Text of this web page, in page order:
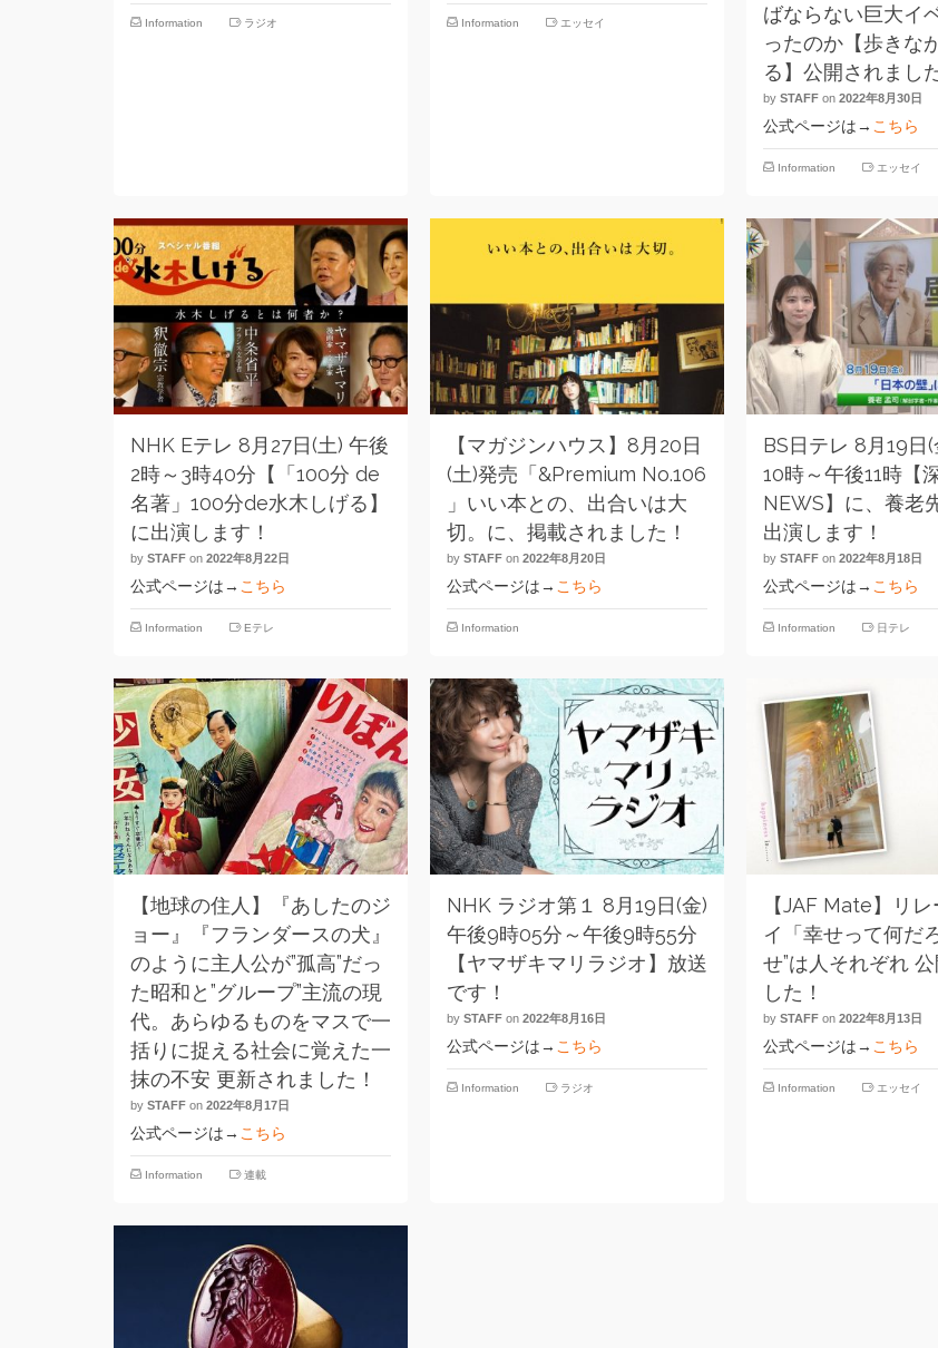
Information ラジオ Information エッセイ
ばならない巨大イ
ったのか【歩きな
る】公開されまし
bySTAFF on2022年8月30日
公式ページは→ こちら
Information エッセイ
NHK Eテレ 8月27日(土) 午後
2時～3時40分【「100分 de
名著」100分de水木しげる】
に出演します！
by STAFF on 2022年8月22日
公式ページは→ こちら
Information Eテレ
【マガジンハウス】8月20日
(土)発売「&Premium No.106
」いい本との、出合いは大
切。に、掲載されました！
bySTAFF on2022年8月20日
公式ページは→ こちら
Information
BS日テレ 8月19日
10時～午後11時【
NEWS】に、養老
出演します！
bySTAFF on2022年8月18日
公式ページは→ こちら
Information 日テレ
【地球の住人】『あしたのジ
ョー』『フランダースの犬』
のように主人公が”孤高”だっ
た昭和と”グループ”主流の現
代。あらゆるものをマスで一
括りに捉える社会に覚えた一
抹の不安 更新されました！
by STAFF on 2022年8月17日
公式ページは→ こちら
Information 連載
NHK ラジオ第１ 8月19日(金)
午後9時05分～午後9時55分
【ヤマザキマリラジオ】放送
です！
bySTAFF on2022年8月16日
公式ページは→ こちら
Information ラジオ
【JAF Mate】リ
イ「幸せって何だ
せ”は人それぞれ
した！
bySTAFF on2022年8月13日
公式ページは→ こちら
Information エッセイ